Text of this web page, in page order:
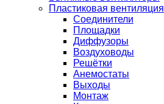
Пластиковая вентиляция
Соединители
Площадки
Диффузоры
Воздуховоды
Решётки
Анемостаты
Выходы
Монтаж